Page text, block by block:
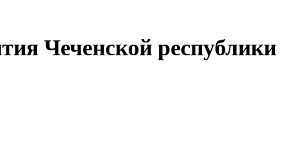
Чеченской республики